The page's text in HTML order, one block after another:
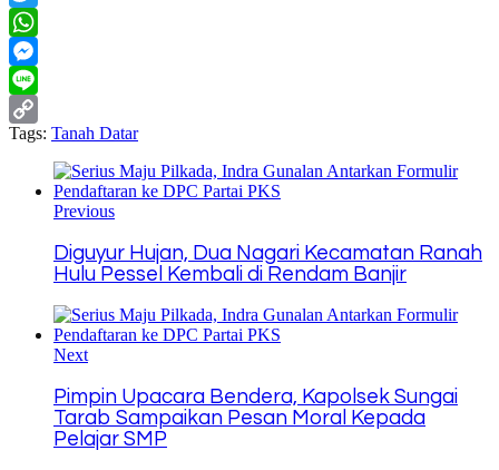
Twitter
WhatsApp
Messenger
Line
Copy
Tags: Tanah Datar
Previous
Diguyur Hujan, Dua Nagari Kecamatan Ranah
Hulu Pessel Kembali di Rendam Banjir
Next
Pimpin Upacara Bendera, Kapolsek Sungai
Tarab Sampaikan Pesan Moral Kepada
Pelajar SMP